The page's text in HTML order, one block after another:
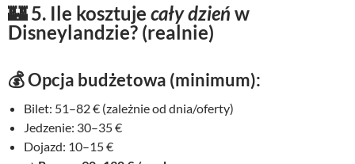
🏰5. Ile kosztuje cały dzień w
Disneylandzie? (realnie)
💰 Opcja budżetowa (minimum):
Bilet: 51–82 € (zależnie od dnia/oferty)
Jedzenie: 30–35 €
Dojazd: 10–15 €